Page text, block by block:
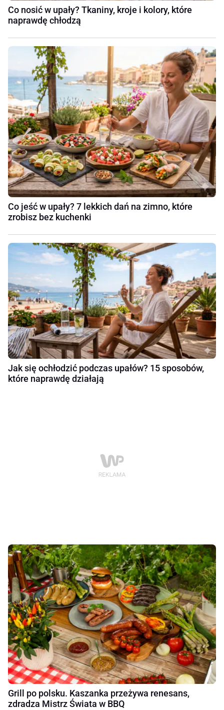
Co nosić w upały? Tkaniny, kroje i kolory, które
naprawdę chłodzą
Co jeść w upały? 7 lekkich dań na zimno, które
zrobisz bez kuchenki
Jak się ochłodzić podczas upałów? 15 sposobów,
które naprawdę działają
Grill po polsku. Kaszanka przeżywa renesans,
zdradza Mistrz Świata w BBQ